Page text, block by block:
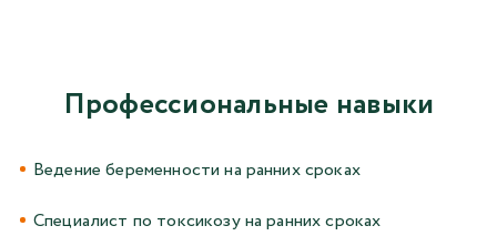
Профессиональные навыки
Ведение беременности на ранних сроках
Специалист по токсикозу на ранних сроках